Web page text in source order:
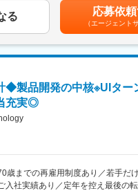
そ実現できるエンジニアとしての未
社＞
をしても圧倒的なお取引社数を誇る
トも多数あり、当社だからこそ挑
わせて社内で多様なプロジェクトや
やキャリアアドバイザーの支援で挑
応じて新しい分野への挑戦が広がり
な業務に携われる仕組みです。知識
れ、自己成長を支援します。
社の定める業務
機器における電子部品の選定およ
う回路図修正および影響範囲の調査
資料を用いた技術検討
質への影響分析および改善提案
技術的な調整およびレビュー対応
ントの作成・更新
製品を支えるだけでなく、設計変更
質・信頼性向上に直接貢献できる
知識を活かしながら、
570万円20年目 年収1000万円超
賃金はあくまでも目安の金額であり
性があります。月給(月額)は固定手
る 応募依
（エージェント
◆製品開発の中核※UIター
充実◎
歳までの再雇用制度あり／若手だ
入社実績あり／定年を控え最後の転